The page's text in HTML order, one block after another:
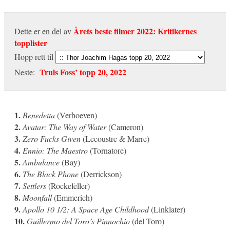
Dette er en del av Årets beste filmer 2022: Kritikernes
topplister
Hopp rett til
Neste: Truls Foss’ topp 20, 2022
1. Benedetta(Verhoeven)
2.Avatar: The Way of Water(Cameron)
3.Zero Fucks Given(Lecoustre & Marre)
4. Ennio: The Maestro(Tornatore)
5.Ambulance(Bay)
6. The Black Phone(Derrickson)
7.Settlers(Rockefeller)
8. Moonfall(Emmerich)
9.Apollo 10 1/2: A Space Age Childhood(Linklater)
10.Guillermo del Toro’s Pinnochio(del Toro)